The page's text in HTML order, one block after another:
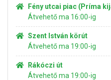
Fény utcai piac (Príma
Átvehető ma 16:00-ig
Szent István körút
Átvehető ma 19:00-ig
Rákóczi út
Átvehető ma 19:00-ig